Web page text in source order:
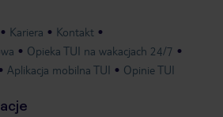
Kariera
Kontakt
Opieka TUI na wakacjach 24/7
Aplikacja mobilna TUI Opinie TUI